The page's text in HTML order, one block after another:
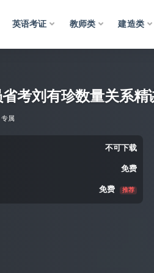
英语考证 教师类 建造类
考刘有珍数量关系精
属
不可下载
免费
免费 推荐